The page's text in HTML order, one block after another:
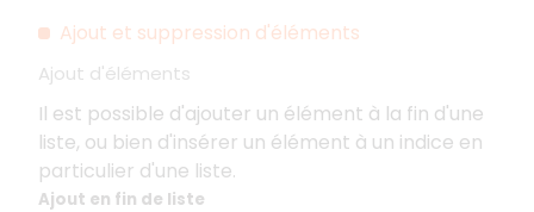
Ajout et suppression d'éléments
Ajout d'éléments
Il est possible d'ajouter un élément à la fin d'une
liste, ou bien d'insérer un élément à un indice en
particulier d'une liste.
Ajout en fin de liste